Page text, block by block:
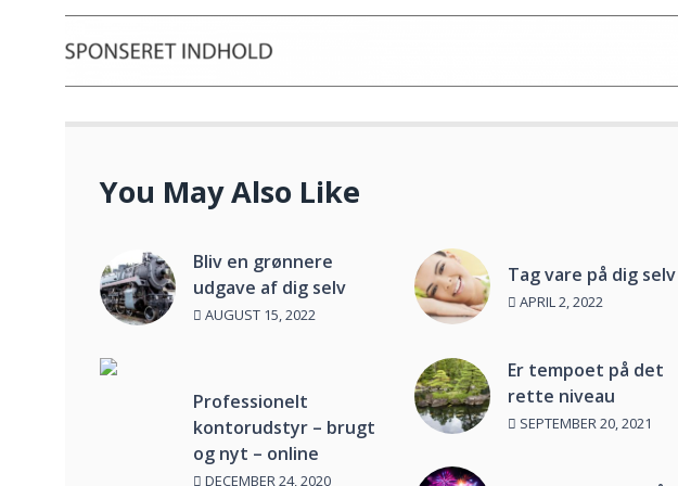
You May Also Like
Bliv en grønnere
udgave af dig selv
AUGUST 15, 2022
Professionelt
kontorudstyr – brugt
og nyt – online
DECEMBER 24, 2020
Tag vare på dig selv
APRIL 2, 2022
Er tempoet på det
rette niveau
SEPTEMBER 20, 2021